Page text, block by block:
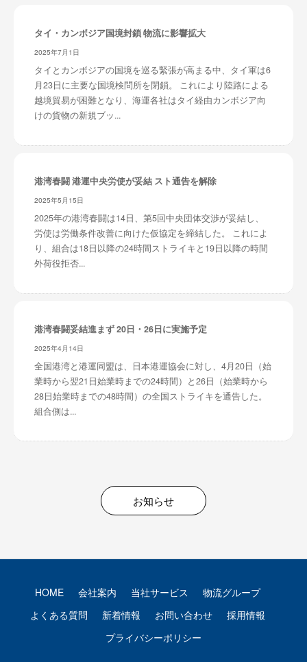
タイ・カンボジア国境封鎖 物流に影響拡大
2025年7月1日
タイとカンボジアの国境を巡る緊張が高まる中、タイ軍は6
月23日に主要な国境検問所を閉鎖。 これにより陸路による
越境貿易が困難となり、海運各社はタイ経由カンボジア向
けの貨物の新規ブッ...
港湾春闘 港運中央労使が妥結 スト通告を解除
2025年5月15日
2025年の港湾春闘は14日、第5回中央団体交渉が妥結し、
労使は労働条件改善に向けた仮協定を締結した。 これによ
り、組合は18日以降の24時間ストライキと19日以降の時間
外荷役拒否...
港湾春闘妥結進まず 20日・26日に実施予定
2025年4月14日
全国港湾と港運同盟は、日本港運協会に対し、4月20日（始
業時から翌21日始業時までの24時間）と26日（始業時から
28日始業時までの48時間）の全国ストライキを通告した。
組合側は...
お知らせ
HOME 会社案内 当社サービス
物流グループ
よくある質問
新着情報 お問い合わせ
採用情報
プライバシーポリシー